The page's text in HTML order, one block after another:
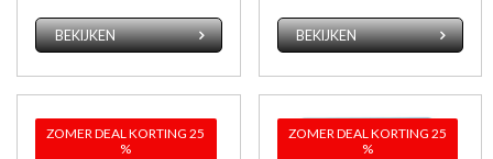
BEKIJKEN BEKIJKEN
ZOMER DEAL KORTING 25
%
ZOMER DEAL KORTING 25
%